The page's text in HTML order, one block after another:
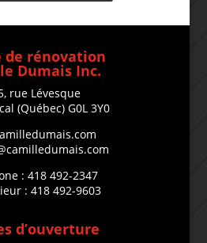
de rénovation
Dumais Inc.
rue Lévesque
(Québec) G0L 3Y0
: 418 492-2347
: 418 492-9603
d’ouverture